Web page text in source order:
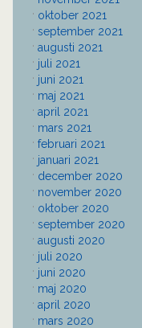
oktober 2021
september 2021
augusti 2021
juli 2021
juni 2021
maj 2021
april 2021
mars 2021
februari 2021
januari 2021
december 2020
november 2020
oktober 2020
september 2020
augusti 2020
juli 2020
juni 2020
maj 2020
april 2020
mars 2020